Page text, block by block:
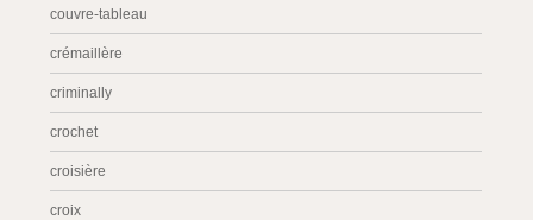
couvre-tableau
crémaillère
criminally
crochet
croisière
croix